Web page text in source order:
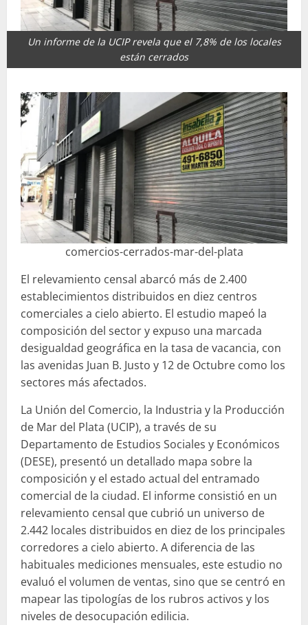
Un informe de la UCIP revela que el 7,8% de los locales
están cerrados
comercios-cerrados-mar-del-plata
El relevamiento censal abarcó más de 2.400
establecimientos distribuidos en diez centros
comerciales a cielo abierto. El estudio mapeó la
composición del sector y expuso una marcada
desigualdad geográfica en la tasa de vacancia, con
las avenidas Juan B. Justo y 12 de Octubre como los
sectores más afectados.
La Unión del Comercio, la Industria y la Producción
de Mar del Plata (UCIP), a través de su
Departamento de Estudios Sociales y Económicos
(DESE), presentó un detallado mapa sobre la
composición y el estado actual del entramado
comercial de la ciudad. El informe consistió en un
relevamiento censal que cubrió un universo de
2.442 locales distribuidos en diez de los principales
corredores a cielo abierto. A diferencia de las
habituales mediciones mensuales, este estudio no
evaluó el volumen de ventas, sino que se centró en
mapear las tipologías de los rubros activos y los
niveles de desocupación edilicia.